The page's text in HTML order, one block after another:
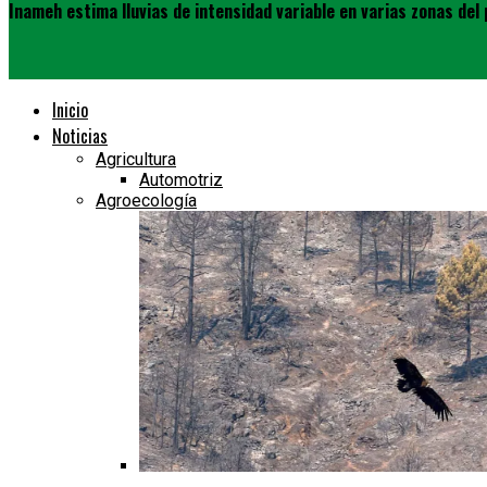
Inameh estima lluvias de intensidad variable en varias zonas del
Inicio
Noticias
Agricultura
Automotriz
Agroecología